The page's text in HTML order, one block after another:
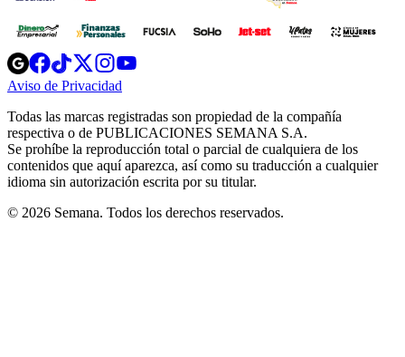
Opens
in
new
Opens
in
new
Opens
in
new
window
Opens
new
windowwindow
Aviso de Privacidad
new
window
Todas las marcas registradas son propiedad de la compañía
respectiva o de PUBLICACIONES SEMANA S.A.
Se prohíbe la reproducción total o parcial de cualquiera de los
contenidos que aquí aparezca, así como su traducción a cualquier
idioma sin autorización escrita por su titular.
© 2026 Semana. Todos los derechos reservados.